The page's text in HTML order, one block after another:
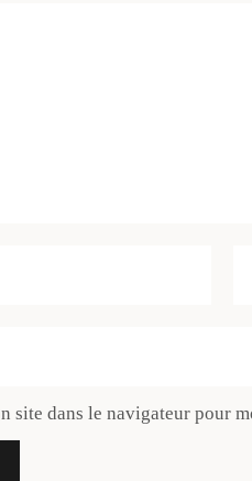
site dans le navigateur pour